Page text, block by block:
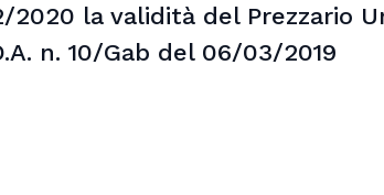
2020 la validità del Prezzario
n. 10/Gab del 06/03/2019